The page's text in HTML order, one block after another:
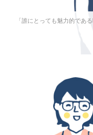
「誰にとっても魅力的であ